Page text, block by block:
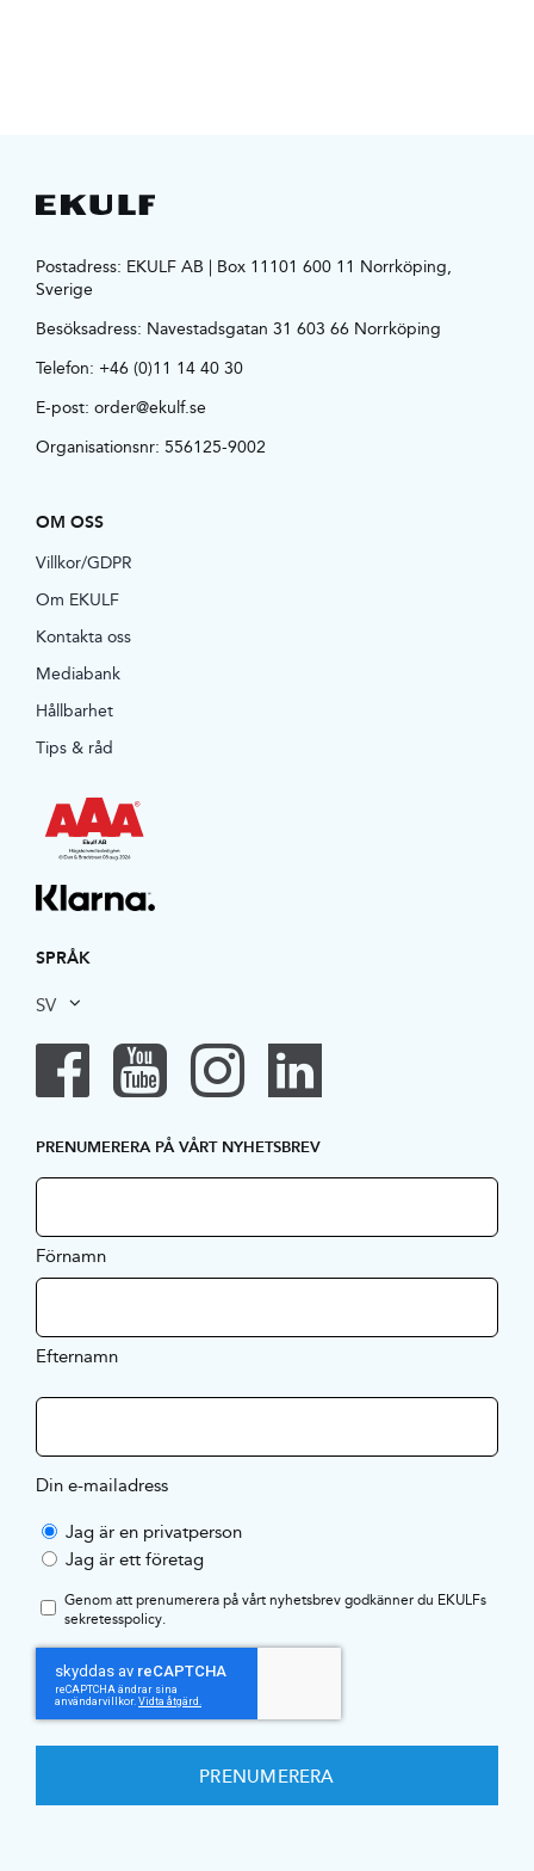
Postadress: EKULF AB | Box 11101 600 11 Norrköping,
Sverige
Besöksadress: Navestadsgatan 31 603 66 Norrköping
Telefon: +46 (0)11 14 40 30
E-post: order@ekulf.se
Organisationsnr: 556125-9002
OM OSS
Villkor/GDPR
Om EKULF
Kontakta oss
Mediabank
Hållbarhet
Tips & råd
SPRÅK
SV
PRENUMERERA PÅ VÅRT NYHETSBREV
Förnamn
Efternamn
Din e-mailadress
Jag är en privatperson
Jag är ett företag
Genom att prenumerera på vårt nyhetsbrev godkänner du EKULFs
sekretesspolicy.